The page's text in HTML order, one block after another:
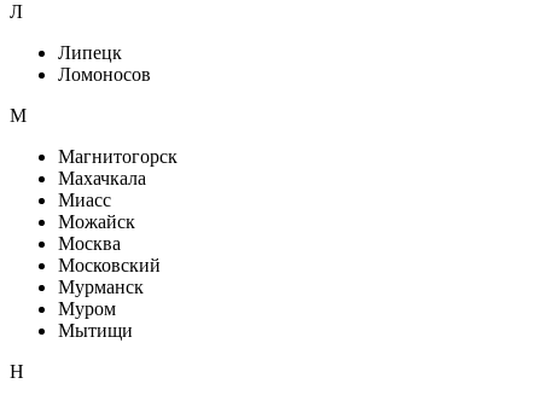
Л
Липецк
Ломоносов
М
Магнитогорск
Махачкала
Миасс
Можайск
Москва
Московский
Мурманск
Муром
Мытищи
Н